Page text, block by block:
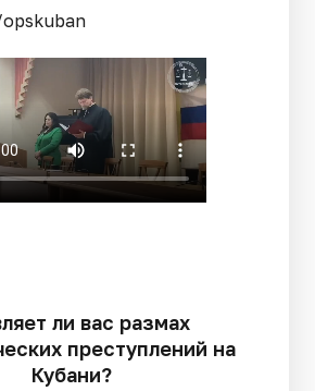
ли вас размах
преступлений на
Кубани?